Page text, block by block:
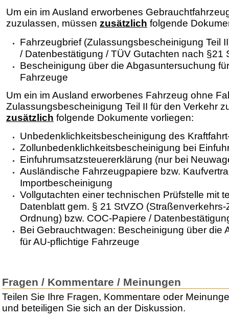
Um ein im Ausland erworbenes
zuzulassen, müssen zusätzlich folgende
Fahrzeugbrief (Zulassungsbescheinigung Teil
/ Datenbestätigung / TÜV Gutachten nach §21
Bescheinigung über die Abgasuntersuchung
Fahrzeuge
Um ein im Ausland erworbenes Fahrzeug ohne
Zulassungsbescheinigung Teil II für den Verkehr
zusätzlich folgende Dokumente vorliegen:
Unbedenklichkeitsbescheinigung des
Zollunbedenklichkeitsbescheinigung bei
Einfuhrumsatzsteuererklärung (nur bei
Ausländische Fahrzeugpapiere bzw.
Importbescheinigung
Vollgutachten einer technischen Prüfstelle mit
Datenblatt gem. § 21 StVZO
Ordnung) bzw. COC-Papiere /
Bei Gebrauchtwagen: Bescheinigung über die
für AU-pflichtige Fahrzeuge
Fragen / Kommentare / Meinungen
Teilen Sie Ihre Fragen, Kommentare oder
und beteiligen Sie sich an der Diskussion.